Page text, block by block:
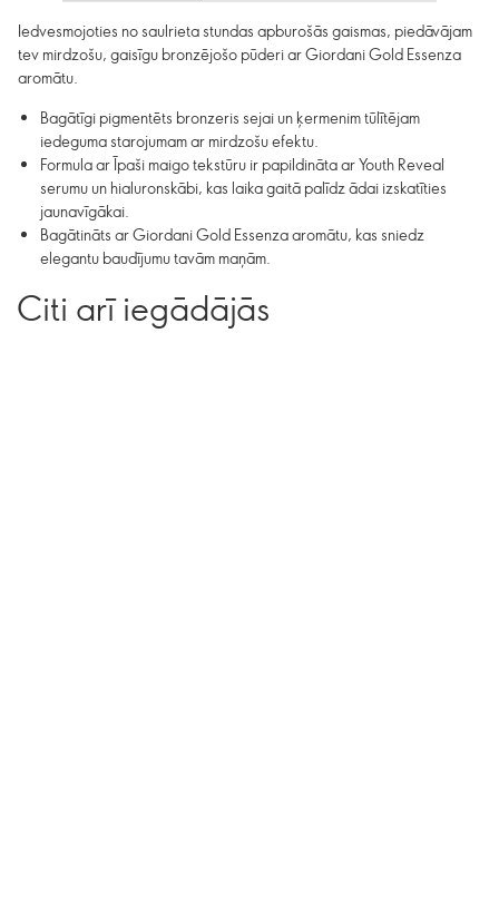
Iedvesmojoties no saulrieta stundas apburošās gaismas, piedāvājam
tev mirdzošu, gaisīgu bronzējošo pūderi ar Giordani Gold Essenza
aromātu.
Bagātīgi pigmentēts bronzeris sejai un ķermenim tūlītējam
iedeguma starojumam ar mirdzošu efektu.
Formula ar Īpaši maigo tekstūru ir papildināta ar Youth Reveal
serumu un hialuronskābi, kas laika gaitā palīdz ādai izskatīties
jaunavīgākai.
Bagātināts ar Giordani Gold Essenza aromātu, kas sniedz
elegantu baudījumu tavām maņām.
Citi arī iegādājās